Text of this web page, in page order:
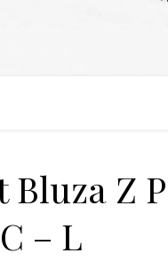
Bluza Z
– L